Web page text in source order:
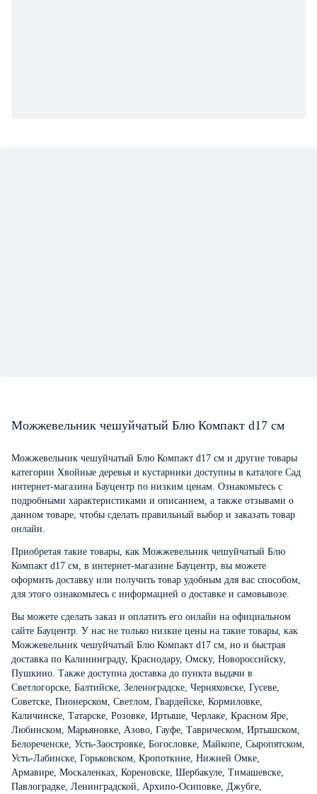
Можжевельник чешуйчатый Блю Компакт d17 см
Можжевельник чешуйчатый Блю Компакт d17 см и другие товары
категории Хвойные деревья и кустарники доступны в каталоге Сад
интернет-магазина Бауцентр по низким ценам. Ознакомьтесь с
подробными характеристиками и описанием, а также отзывами о
данном товаре, чтобы сделать правильный выбор и заказать товар
онлайн.
Приобретая такие товары, как Можжевельник чешуйчатый Блю
Компакт d17 см, в интернет-магазине Бауцентр, вы можете
оформить доставку или получить товар удобным для вас способом,
для этого ознакомьтесь с информацией о доставке и самовывозе
Вы можете сделать заказ и оплатить его онлайн на официальном
сайте Бауцентр. У нас не только низкие цены на такие товары, как
Можжевельник чешуйчатый Блю Компакт d17 см, но и быстрая
доставка по Калининграду, Краснодару, Омску, Новороссийску,
Пушкино. Также доступна доставка до пункта выдачи в
Светлогорске, Балтийске, Зеленоградске, Черняховске, Гусеве,
Советске, Пионерском, Светлом, Гвардейске, Кормиловке,
Каличинске, Татарске, Розовке, Иртыше, Черлаке, Красном Яре,
Любинском, Марьяновке, Азово, Гауфе, Таврическом, Иртышском,
Белореченске, Усть-Заостровке, Богословке, Майкопе, Сыропятском,
Усть-Лабинске, Горьковском, Кропоткине, Нижней Омке,
Армавире, Москаленках, Кореновске, Шербакуле, Тимашевске,
Павлоградке, Ленинградской, Архипо-Осиповке, Джубге,